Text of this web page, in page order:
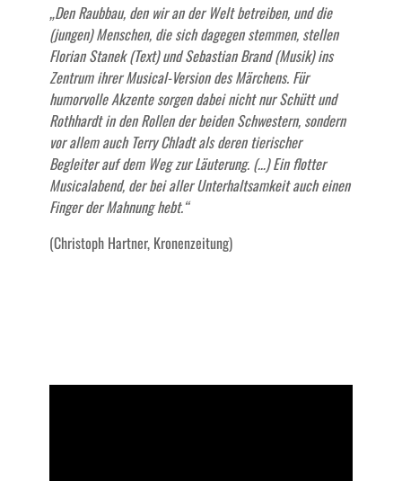
„Den Raubbau, den wir an der Welt betreiben, und die
(jungen) Menschen, die sich dagegen stemmen, stellen
Florian Stanek (Text) und Sebastian Brand (Musik) ins
Zentrum ihrer Musical-Version des Märchens. Für
humorvolle Akzente sorgen dabei nicht nur Schütt und
Rothhardt in den Rollen der beiden Schwestern, sondern
vor allem auch Terry Chladt als deren tierischer
Begleiter auf dem Weg zur Läuterung. (…) Ein flotter
Musicalabend, der bei aller Unterhaltsamkeit auch einen
Finger der Mahnung hebt.“
(Christoph Hartner, Kronenzeitung)